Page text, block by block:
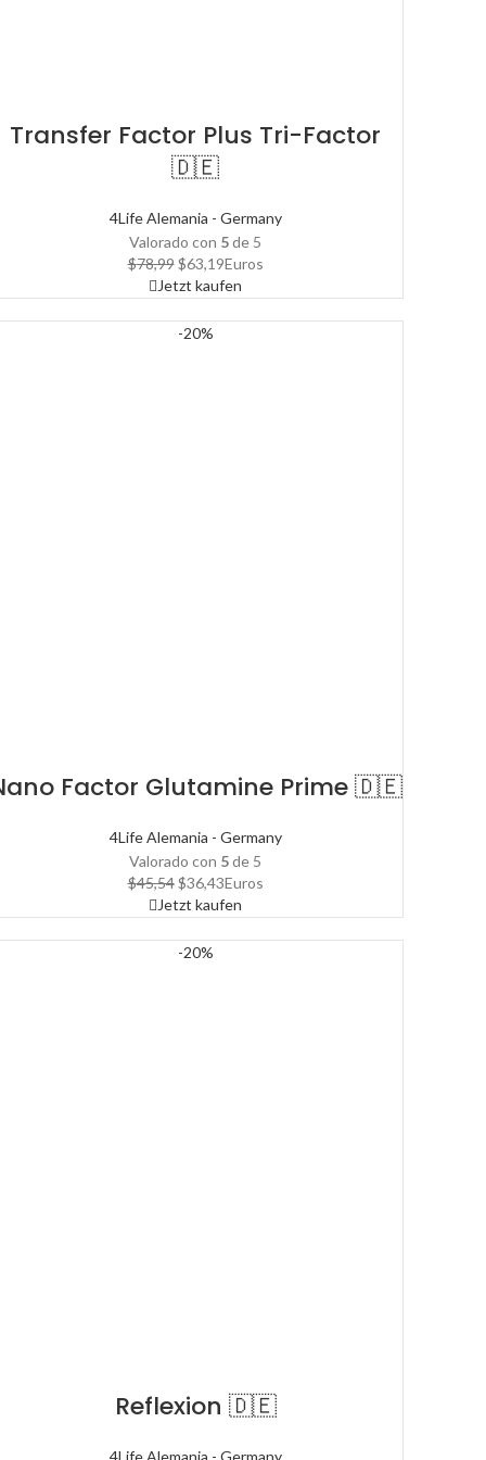
Transfer Factor Plus Tri-Factor
🇩🇪
4Life Alemania - Germany
Valorado con 5de 5
$78,99 El
precio
original
era:
$78,99.
$63,19El
precio
actual
es:
Euros
Jetzt kaufen
-20%
Factor Glutamine Prime 🇩🇪
4Life Alemania - Germany
Valorado con 5de 5
$45,54 El
precio
original
era:
$45,54.
$36,43El
precio
actual
es:
Euros
Jetzt kaufen
-20%
Reflexion 🇩🇪
4Life Alemania - Germany